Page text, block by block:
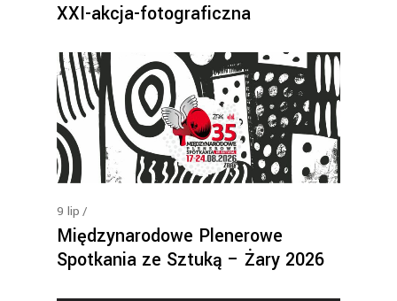
XXI-akcja-fotograficzna
9 lip
Międzynarodowe Plenerowe
Spotkania ze Sztuką – Żary 2026